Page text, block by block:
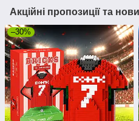
Акційні пропозиції та
–30%